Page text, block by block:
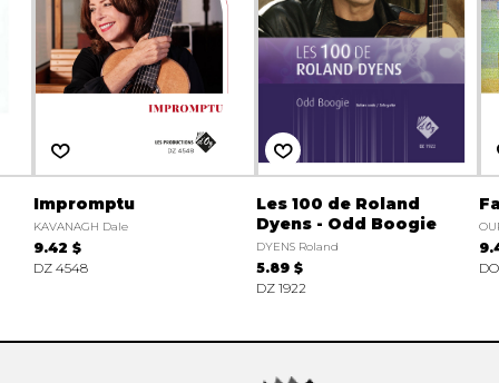
Impromptu
KAVANAGH Dale
9.42 $
DZ 4548
Les 100 de Roland
Dyens - Odd Boogie
DYENS Roland
5.89 $
DZ 1922